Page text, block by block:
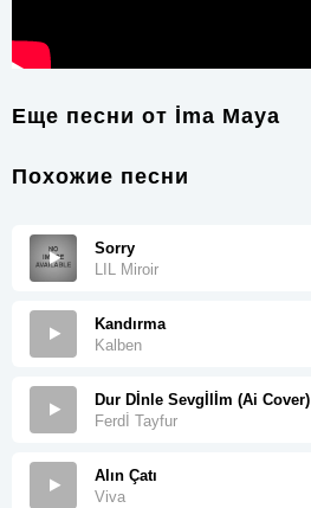
Еще песни от İma Maya
Похожие песни
Sorry
LIL Miroir
Kandırma
Kalben
Dur Dİnle Sevgİlİm (Ai Cover)
Ferdİ Tayfur
Alın Çatı
Viva